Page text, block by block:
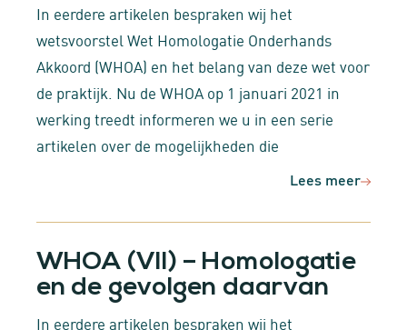
In eerdere artikelen bespraken wij het
wetsvoorstel Wet Homologatie Onderhands
Akkoord (WHOA) en het belang van deze wet voor
de praktijk. Nu de WHOA op 1 januari 2021 in
werking treedt informeren we u in een serie
artikelen over de mogelijkheden die
Lees meer
WHOA (VII) – Homologatie
en de gevolgen daarvan
In eerdere artikelen bespraken wij het